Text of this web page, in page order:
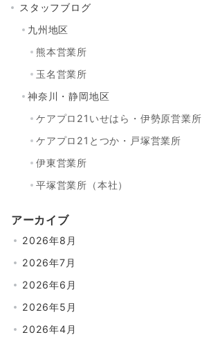
スタッフブログ
九州地区
熊本営業所
玉名営業所
神奈川・静岡地区
ケアプロ21いせはら・伊勢原営業所
ケアプロ21とつか・戸塚営業所
伊東営業所
平塚営業所（本社）
アーカイブ
2026年8月
2026年7月
2026年6月
2026年5月
2026年4月